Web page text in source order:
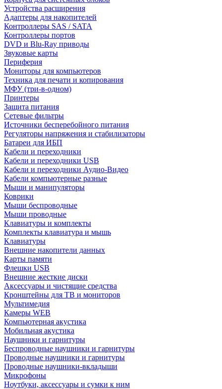
Устройства расширения
Адаптеры для накопителей
Контроллеры SAS / SATA
Контроллеры портов
DVD и Blu-Ray приводы
Звуковые карты
Периферия
Мониторы для компьютеров
Техника для печати и копирования
МФУ (три-в-одном)
Принтеры
Защита питания
Сетевые фильтры
Источники бесперебойного питания
Регуляторы напряжения и стабилизаторы
Батареи для ИБП
Кабели и переходники
Кабели и переходники USB
Кабели и переходники Аудио-Видео
Кабели компьютерные разные
Мыши и манипуляторы
Коврики
Мыши беспроводные
Мыши проводные
Клавиатуры и комплекты
Комплекты клавиатура и мышь
Клавиатуры
Внешние накопители данных
Карты памяти
Флешки USB
Внешние жесткие диски
Аксессуары и чистящие средства
Кронштейны для ТВ и мониторов
Мультимедия
Камеры WEB
Компьютерная акустика
Мобильная акустика
Наушники и гарнитуры
Беспроводные наушники и гарнитуры
Проводные наушники и гарнитуры
Проводные наушники-вкладыши
Микрофоны
Ноутбуки, аксессуары и сумки к ним